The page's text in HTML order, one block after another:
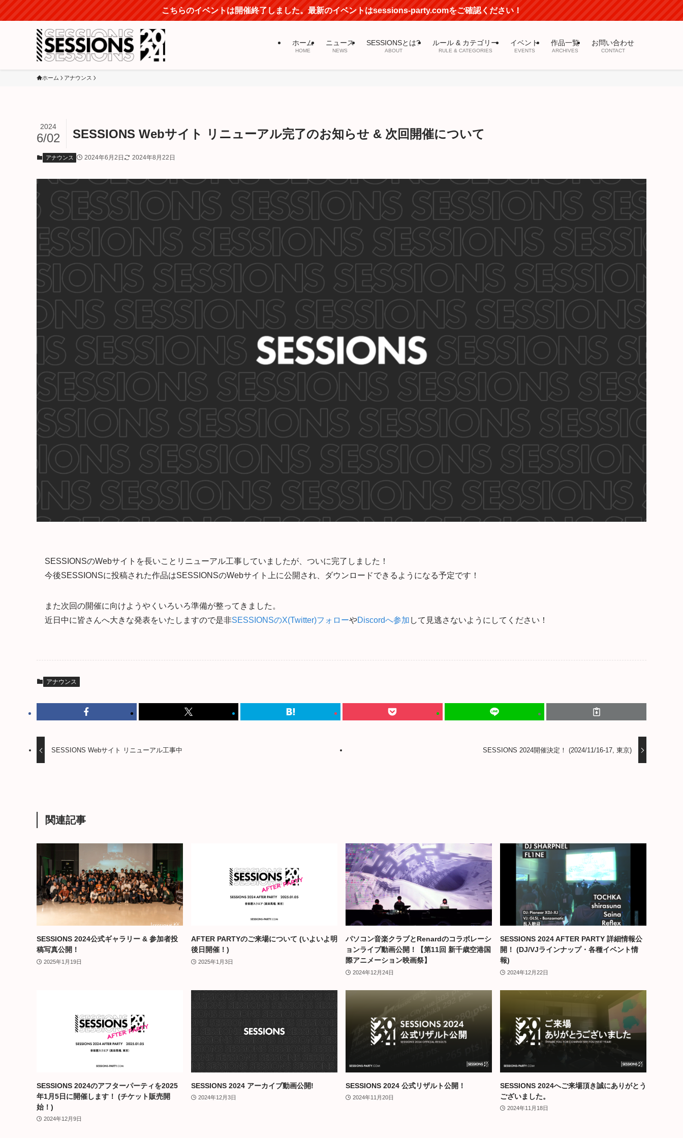
こちらのイベントは開催終了しました。最新のイベントはsessions-party.comをご確認ください！
ホーム
HOME
ニュース
NEWS
SESSIONSとは?
ABOUT
ルール & カテゴリー
RULE & CATEGORIES
イベント
EVENTS
作品一覧
ARCHIVES
お問い合わせ
CONTACT
ホーム アナウンス
SESSIONS Webサイト リニューアル完了のお知らせ & 次回開催について
2024
6/02
アナウンス 2024年6月2日 2024年8月22日
SESSIONSのWebサイトを長いことリニューアル工事していましたが、ついに完了しました！
今後SESSIONSに投稿された作品はSESSIONSのWebサイト上に公開され、ダウンロードできるようになる予定です！
また次回の開催に向けようやくいろいろ準備が整ってきました。
近日中に皆さんへ大きな発表をいたしますので是非SESSIONSのX(Twitter)フォローやDiscordへ参加 して見逃さないようにしてください！
アナウンス
SESSIONS Webサイト リニューアル工事中 SESSIONS 2024開催決定！ (2024/11/16-17, 東京)
関連記事
SESSIONS 2024公式ギャラリー & 参加者投
稿写真公開！
2025年1月19日
AFTER PARTYのご来場について (いよいよ明
後日開催！)
2025年1月3日
パソコン音楽クラブとRenardのコラボレーシ
ョンライブ動画公開！【第11回 新千歳空港国
際アニメーション映画祭】
2024年12月24日
SESSIONS 2024 AFTER PARTY 詳細情報公
開！ (DJ/VJラインナップ・各種イベント情
報)
2024年12月22日
SESSIONS 2024のアフターパーティを2025
年1月5日に開催します！ (チケット販売開
始！)
2024年12月9日
SESSIONS 2024 アーカイブ動画公開!
2024年12月3日
SESSIONS 2024 公式リザルト公開！
2024年11月20日
SESSIONS 2024へご来場頂き誠にありがとう
ございました。
2024年11月18日